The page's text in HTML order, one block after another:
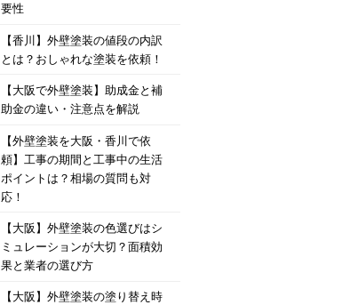
要性
【香川】外壁塗装の値段の内訳
とは？おしゃれな塗装を依頼！
【大阪で外壁塗装】助成金と補
助金の違い・注意点を解説
【外壁塗装を大阪・香川で依
頼】工事の期間と工事中の生活
ポイントは？相場の質問も対
応！
【大阪】外壁塗装の色選びはシ
ミュレーションが大切？面積効
果と業者の選び方
【大阪】外壁塗装の塗り替え時